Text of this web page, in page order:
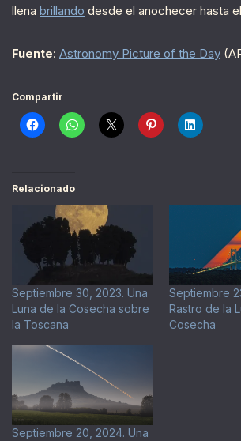
llena brillando desde el anochecer hasta
Fuente: Astronomy Picture of the Day
Compartir
Relacionado
Septiembre 30, 2023. Una
Luna de la Cosecha sobre
la Toscana
Septiembre
Rastro de la
Cosecha
Septiembre 20, 2024. Una